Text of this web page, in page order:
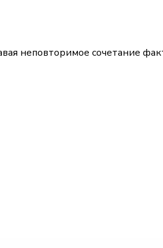
неповторимое сочетание